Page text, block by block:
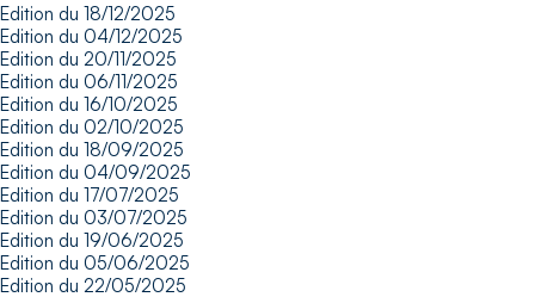
Edition du 18/12/2025
Edition du 04/12/2025
Edition du 20/11/2025
Edition du 06/11/2025
Edition du 16/10/2025
Edition du 02/10/2025
Edition du 18/09/2025
Edition du 04/09/2025
Edition du 17/07/2025
Edition du 03/07/2025
Edition du 19/06/2025
Edition du 05/06/2025
Edition du 22/05/2025